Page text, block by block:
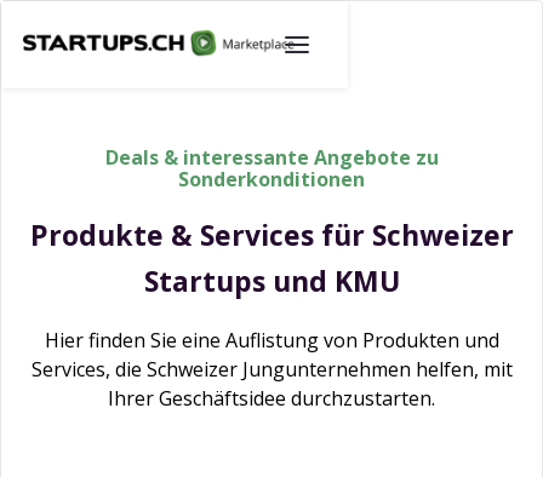
Deals & interessante Angebote zu
Sonderkonditionen
Produkte & Services für Schweizer
Startups und KMU
Hier finden Sie eine Auflistung von Produkten und
Services, die Schweizer Jungunternehmen helfen, mit
Ihrer Geschäftsidee durchzustarten.